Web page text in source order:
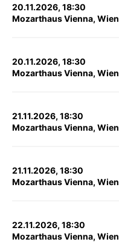
20.11.2026, 18:30
Mozarthaus Vienna, Wien
20.11.2026, 18:30
Mozarthaus Vienna, Wien
21.11.2026, 18:30
Mozarthaus Vienna, Wien
21.11.2026, 18:30
Mozarthaus Vienna, Wien
22.11.2026, 18:30
Mozarthaus Vienna, Wien